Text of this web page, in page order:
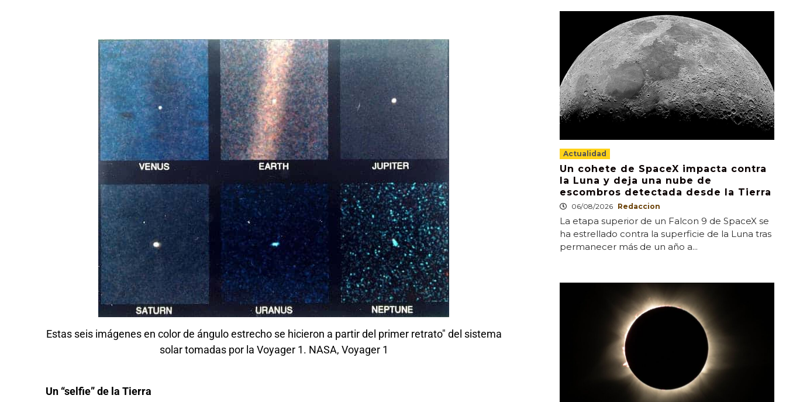
Estas seis imágenes en color de ángulo estrecho se hicieron a partir del primer retrato" del sistema
solar tomadas por la Voyager 1. NASA, Voyager 1
Un “selfie” de la Tierra
Actualidad
Un cohete de SpaceX impacta contra
la Luna y deja una nube de
escombros detectada desde la Tierra
06/08/2026 Redaccion
La etapa superior de un Falcon 9 de SpaceX se
ha estrellado contra la superficie de la Luna tras
permanecer más de un año a...